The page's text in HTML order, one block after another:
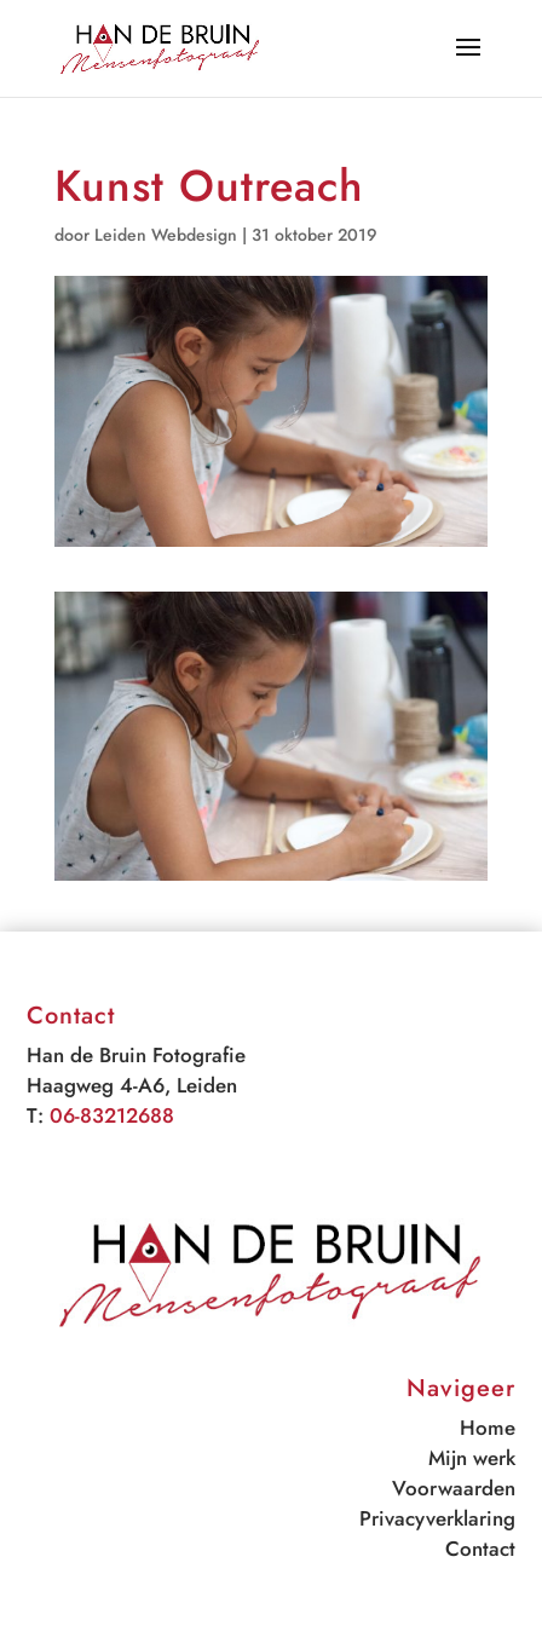
Kunst Outreach
door Leiden Webdesign | 31 oktober 2019
Contact
Han de Bruin Fotografie
Haagweg 4-A6, Leiden
T:06-83212688
Navigeer
Home
Mijn werk
Voorwaarden
Privacyverklaring
Contact